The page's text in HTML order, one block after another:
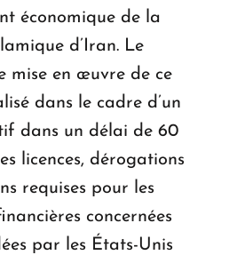
économique de la
d’Iran. Le
mise en œuvre de ce
dans le cadre d’un
dans un délai de 60
licences, dérogations
requises pour les
concernées
par les États-Unis